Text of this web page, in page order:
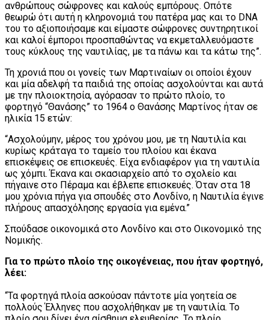
ανθρώπους σώφρονες και καλούς εμπόρους. Οπότε
θεωρώ ότι αυτή η κληρονομιά του πατέρα μας και το DNA
του το αξιοποιήσαμε και είμαστε σώφρονες συντηρητικοί
και καλοί έμποροι προσπαθώντας να εκμεταλλευόμαστε
τους κύκλους της ναυτιλίας, με τα πάνω και τα κάτω της”.
Τη χρονιά που οι γονείς των Μαρτιναίων οι οποίοι έχουν
και μία αδελφή τα παιδιά της οποίας ασχολούνται και αυτά
με την πλοιοκτησία, αγόρασαν το πρώτο πλοίο, το
φορτηγό “Θανάσης” το 1964 ο Θανάσης Μαρτίνος ήταν σε
ηλικία 15 ετών:
“Ασχολούμην, μέρος του χρόνου μου, με τη Ναυτιλία και
κυρίως κράταγα το ταμείο του πλοίου και έκανα
επισκέψεις σε επισκευές. Είχα ενδιαφέρον για τη ναυτιλία
ως χόμπι. Έκανα και σκασιαρχείο από το σχολείο και
πήγαινε στο Πέραμα και έβλεπε επισκευές. Όταν στα 18
μου χρόνια πήγα για σπουδές στο Λονδίνο, η Ναυτιλία έγινε
πλήρους απασχόλησης εργασία για εμένα.”
Σπούδασε οικονομικά στο Λονδίνο και στο Οικονομικό της
Νομικής.
Για το πρώτο πλοίο της οικογένειας, που ήταν φορτηγό,
λέει:
“Τα φορτηγά πλοία ασκούσαν πάντοτε μία γοητεία σε
πολλούς Έλληνες που ασχολήθηκαν με τη ναυτιλία. Το